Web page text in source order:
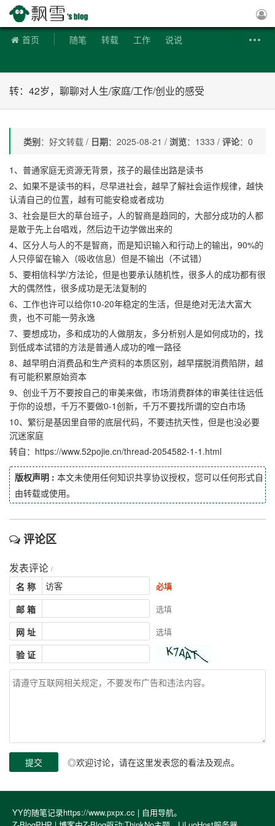
首页 随笔 转载 工作 说说
转：42岁，聊聊对人生/家庭/工作/创业的感受
类别：好文转载 / 日期：2025-08-21 / 浏览：1333 / 评论：0
1、普通家庭无资源无背景，孩子的最佳出路是读书
2、如果不是读书的料，尽早进社会，越早了解社会运作规律，越快
认清自己的位置，越有可能安稳或者成功
3、社会是巨大的草台班子，人的智商是趋同的，大部分成功的人都
是敢于先上台唱戏，然后边干边学做出来的
4、区分人与人的不是智商，而是知识输入和行动上的输出，90%的
人只停留在输入（吸收信息）但是不输出（不试错）
5、要相信科学/方法论，但是也要承认随机性，很多人的成功都有很
大的偶然性，很多成功是无法复制的
6、工作也许可以给你10-20年稳定的生活，但是绝对无法大富大
贵，也不可能一劳永逸
7、要想成功，多和成功的人做朋友，多分析别人是如何成功的，找
到低成本试错的方法是普通人成功的唯一路径
8、越早明白消费品和生产资料的本质区别，越早摆脱消费陷阱，越
有可能积累原始资本
9、创业千万不要按自己的审美来做，市场消费群体的审美往往远低
于你的设想，千万不要做0-1创新，千万不要找所谓的空白市场
10、繁衍是基因里自带的底层代码，不要违抗天性，但是也没必要
沉迷家庭
转自：https://www.52pojie.cn/thread-2054582-1-1.html
版权声明 : 本文未使用任何知识共享协议授权，您可以任何形式自
由转载或使用。
评论区
发表评论 /
名 称 必填
邮 箱 选填
网 址 选填
验 证
◎欢迎讨论，请在这里发表您的看法及观点。
YY的随笔记录https://www.pxpx.cc | 自用导航。